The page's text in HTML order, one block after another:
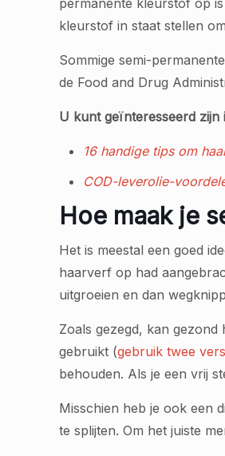
permanente kleurstof op
kleurstof in staat stellen
Sommige semi-
de Food and Drug
U kunt geïnteresseerd zijn
16 handige tips om
COD-leverolie-
Hoe maak je
Het is meestal een goed
haarverf op had
uitgroeien en dan
Zoals gezegd, kan
gebruikt (gebruik twee
behouden. Als je een vrij
Misschien heb je ook een
te splijten. Om het juiste